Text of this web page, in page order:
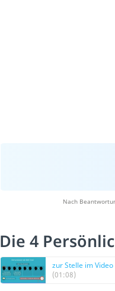
Nach
Die 4
zur Stelle im
(01:08)